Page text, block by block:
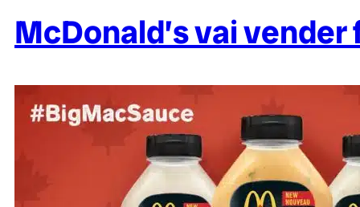
McDonald’s vai